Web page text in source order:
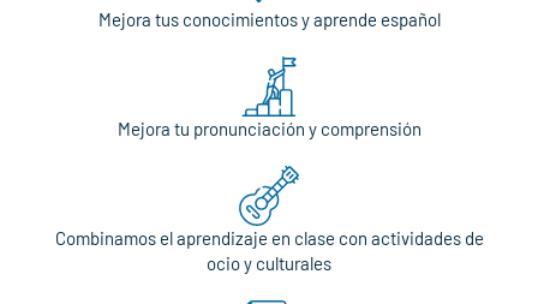
Combinamos el aprendizaje en clase con actividades de
ocio y culturales
Mejora tu pronunciación y comprensión
Mejora tus conocimientos y aprende español